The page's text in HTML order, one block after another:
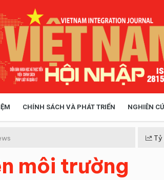
CHÍNH SÁCH VÀ PHÁT TRIỂN NGHIÊN
Tỷ
môi trường